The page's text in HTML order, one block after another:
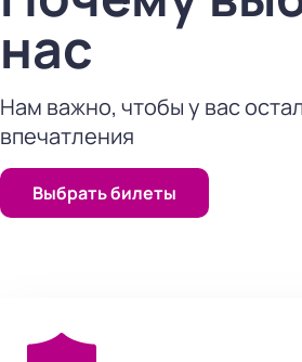
первый шаг к встрече с прекрасным.
нас
Нам важно, чтобы у вас
впечатления
Выбрать билеты